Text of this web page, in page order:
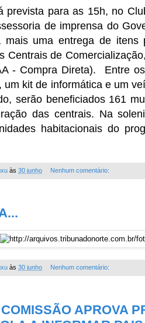
prevista para as 15h, no
de imprensa do
mais uma entrega de
Centrais de
- Compra Direta). Entre
um kit de informática e um
serão beneficiados 161
das centrais. Na
habitacionais do
às 30 junho Nenhum comentário:
às 30 junho Nenhum comentário:
APROVA